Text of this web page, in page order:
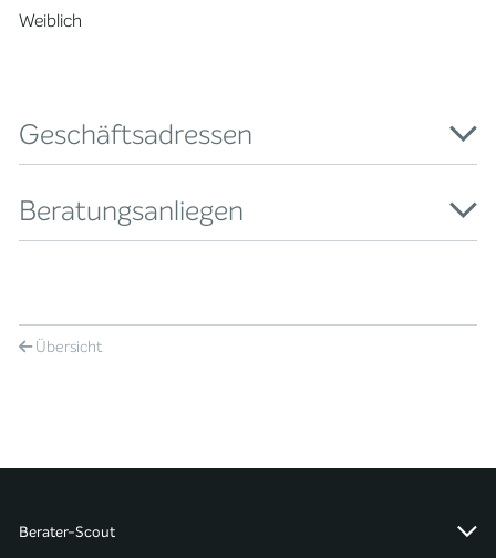
Weiblich
Geschäftsadressen
Beratungsanliegen
Übersicht
Berater-Scout